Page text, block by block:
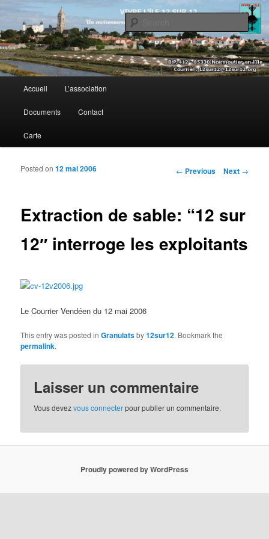
Vivre l’île 12 sur 12
Skip to primary content
Skip to secondary content
Accueil L’association
Documents Contact
Carte
Post navigation
← Previous Next →
Extraction de sable: “12 sur
12″ interroge les exploitants
Posted on12 mai 2006
Le Courrier Vendéen du 12 mai 2006
This entry was posted inGranulatsby12sur12. Bookmark the
permalink.
Laisser un commentaire
Vous devezvous connecterpour publier un commentaire.
Proudly powered by WordPress